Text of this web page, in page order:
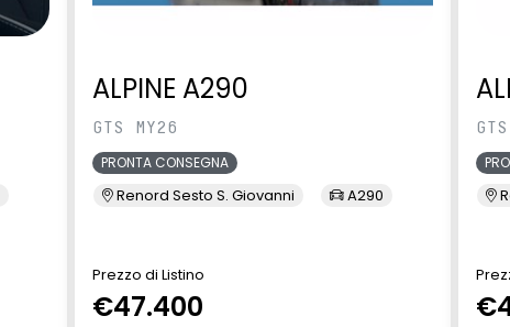
ALPINE A290
GTS MY26
PRONTA CONSEGNA
Renord Sesto S. Giovanni A290
Prezzo di Listino
€47.400